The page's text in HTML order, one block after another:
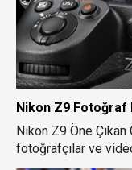
Nikon Z9 Fotoğraf
Nikon Z9 Öne
fotoğrafçılar ve